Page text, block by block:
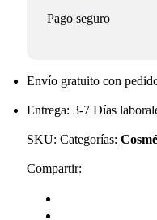
Pago seguro
Envío gratuito con
Entrega: 3-7 Días
SKU: Categorías:
Compartir: